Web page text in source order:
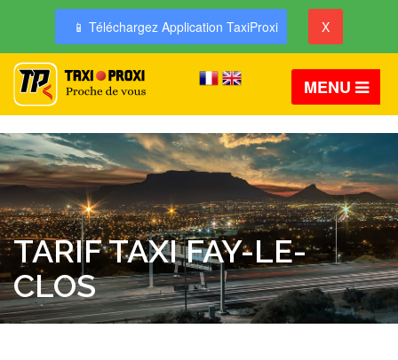
📱 Téléchargez Application TaxiProxi X
MENU
TARIF TAXI FAY-LE-
CLOS